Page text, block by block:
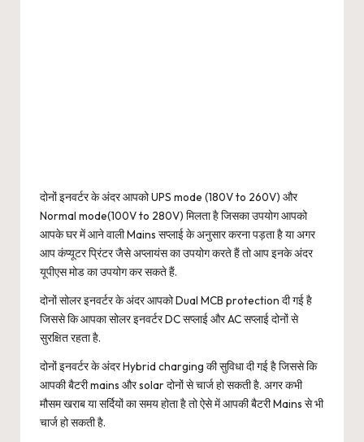
दोनों इनवर्टर के अंदर आपको UPS mode (180V to 260V) और
Normal mode(100V to 280V) मिलता है जिसका उपयोग आपको
आपके घर में आने वाली Mains सप्लाई के अनुसार करना पड़ता है या अगर
आप कंप्यूटर प्रिंटर जैसे अप्लायंस का उपयोग करते हैं तो आप इनके अंदर
यूपीएस मोड का उपयोग कर सकते हैं.
दोनों सोलर इनवर्टर के अंदर आपको Dual MCB protection दी गई है
जिससे कि आपका सोलर इनवर्टर DC सप्लाई और AC सप्लाई दोनों से
सुरक्षित रहता है.
दोनों इनवर्टर के अंदर Hybrid charging की सुविधा दी गई है जिससे कि
आपकी बैटरी mains और solar दोनों से चार्ज हो सकती है. अगर कभी
मौसम खराब या सर्दियों का समय होता है तो ऐसे में आपकी बैटरी Mains से भी
चार्ज हो सकती है.